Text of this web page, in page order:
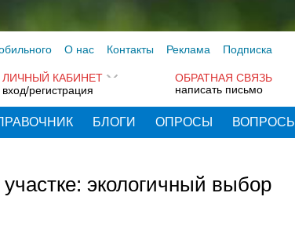
О нас Контакты Реклама Подписка
ОБРАТНАЯ СВЯЗЬ
написать письмо
ЛИЧНЫЙ КАБИНЕТ
вход/регистрация
БЛОГИ ОПРОСЫ
экологичный выбор